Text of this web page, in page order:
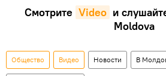
Смотрите Video и
Moldova
Общество Видео Новости В